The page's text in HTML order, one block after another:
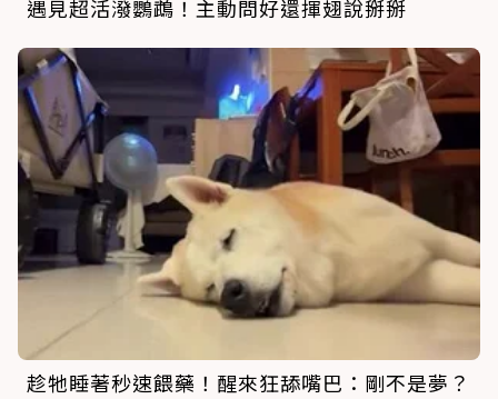
遇見超活潑鸚鵡！主動問好還揮翅說掰掰
趁牠睡著秒速餵藥！醒來狂舔嘴巴：剛不是夢？